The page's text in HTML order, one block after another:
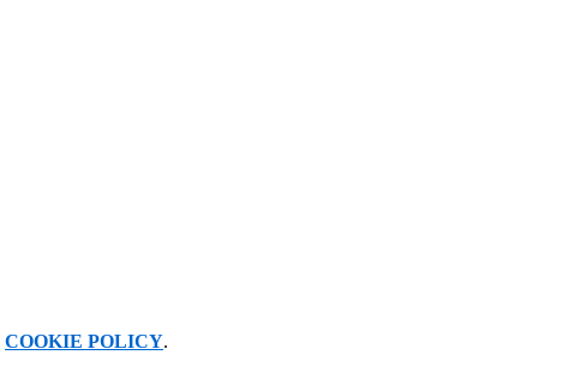
COOKIE POLICY.